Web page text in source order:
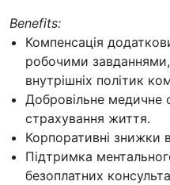
Benefits:
Компенсація
робочими
внутрішніх політик
Добровільне медичне
страхування життя.
Корпоративні знижки
Підтримка
безоплатних